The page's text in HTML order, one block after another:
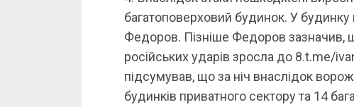
багатоповерховий будинок. У будинку
Федоров. Пізніше Федоров зазначив,
російських ударів зросла до 8.t.me/
підсумував, що за ніч внаслідок
будинків приватного сектору та 14